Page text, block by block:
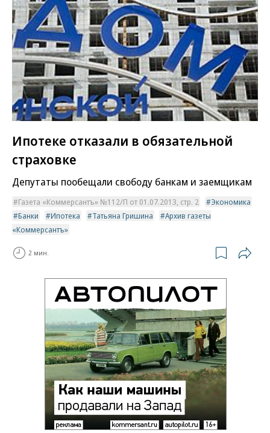
Ипотеке отказали в обязательной
страховке
Депутаты пообещали свободу банкам и заемщикам
Газета «Коммерсантъ» №112/П от 01.07.2013, стр. 2
Экономика
Банки
Ипотека Татьяна Гришина
Архив газеты
«Коммерсантъ»
2 мин.